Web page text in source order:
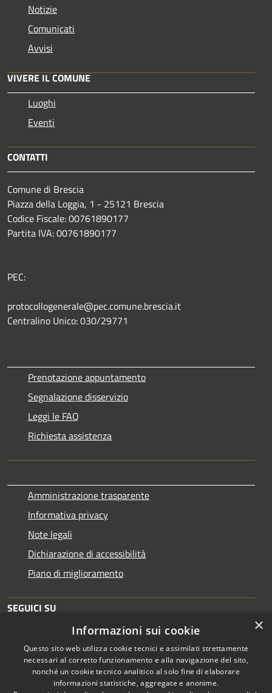
Notizie
Comunicati
Avvisi
VIVERE IL COMUNE
Luoghi
Eventi
CONTATTI
Comune di Brescia
Piazza della Loggia, 1 - 25121 Brescia
Codice Fiscale: 00761890177
Partita IVA: 00761890177
PEC:
protocollogenerale@pec.comune.brescia.it
Centralino Unico: 030/29771
Prenotazione appuntamento
Segnalazione disservizio
Leggi le FAQ
Richiesta assistenza
Amministrazione trasparente
Informativa privacy
Note legali
Dichiarazione di accessibilità
Piano di miglioramento
SEGUICI SU
RSS Copyright © 2026 • Comune di
×
Informazioni sui cookie
Questo sito web utilizza cookie tecnici e assimilati strettamente
necessari al corretto funzionamento e alla navigazione del sito,
nonché un cookie tecnico analitico al solo fine di elaborare
informazioni statistiche, aggregate e anonime.